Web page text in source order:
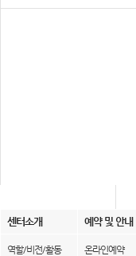
센터소개 예약 및 안내
역할/비전/활동
온라인예약